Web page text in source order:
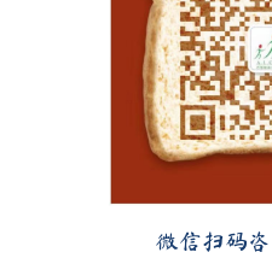
微信扫码